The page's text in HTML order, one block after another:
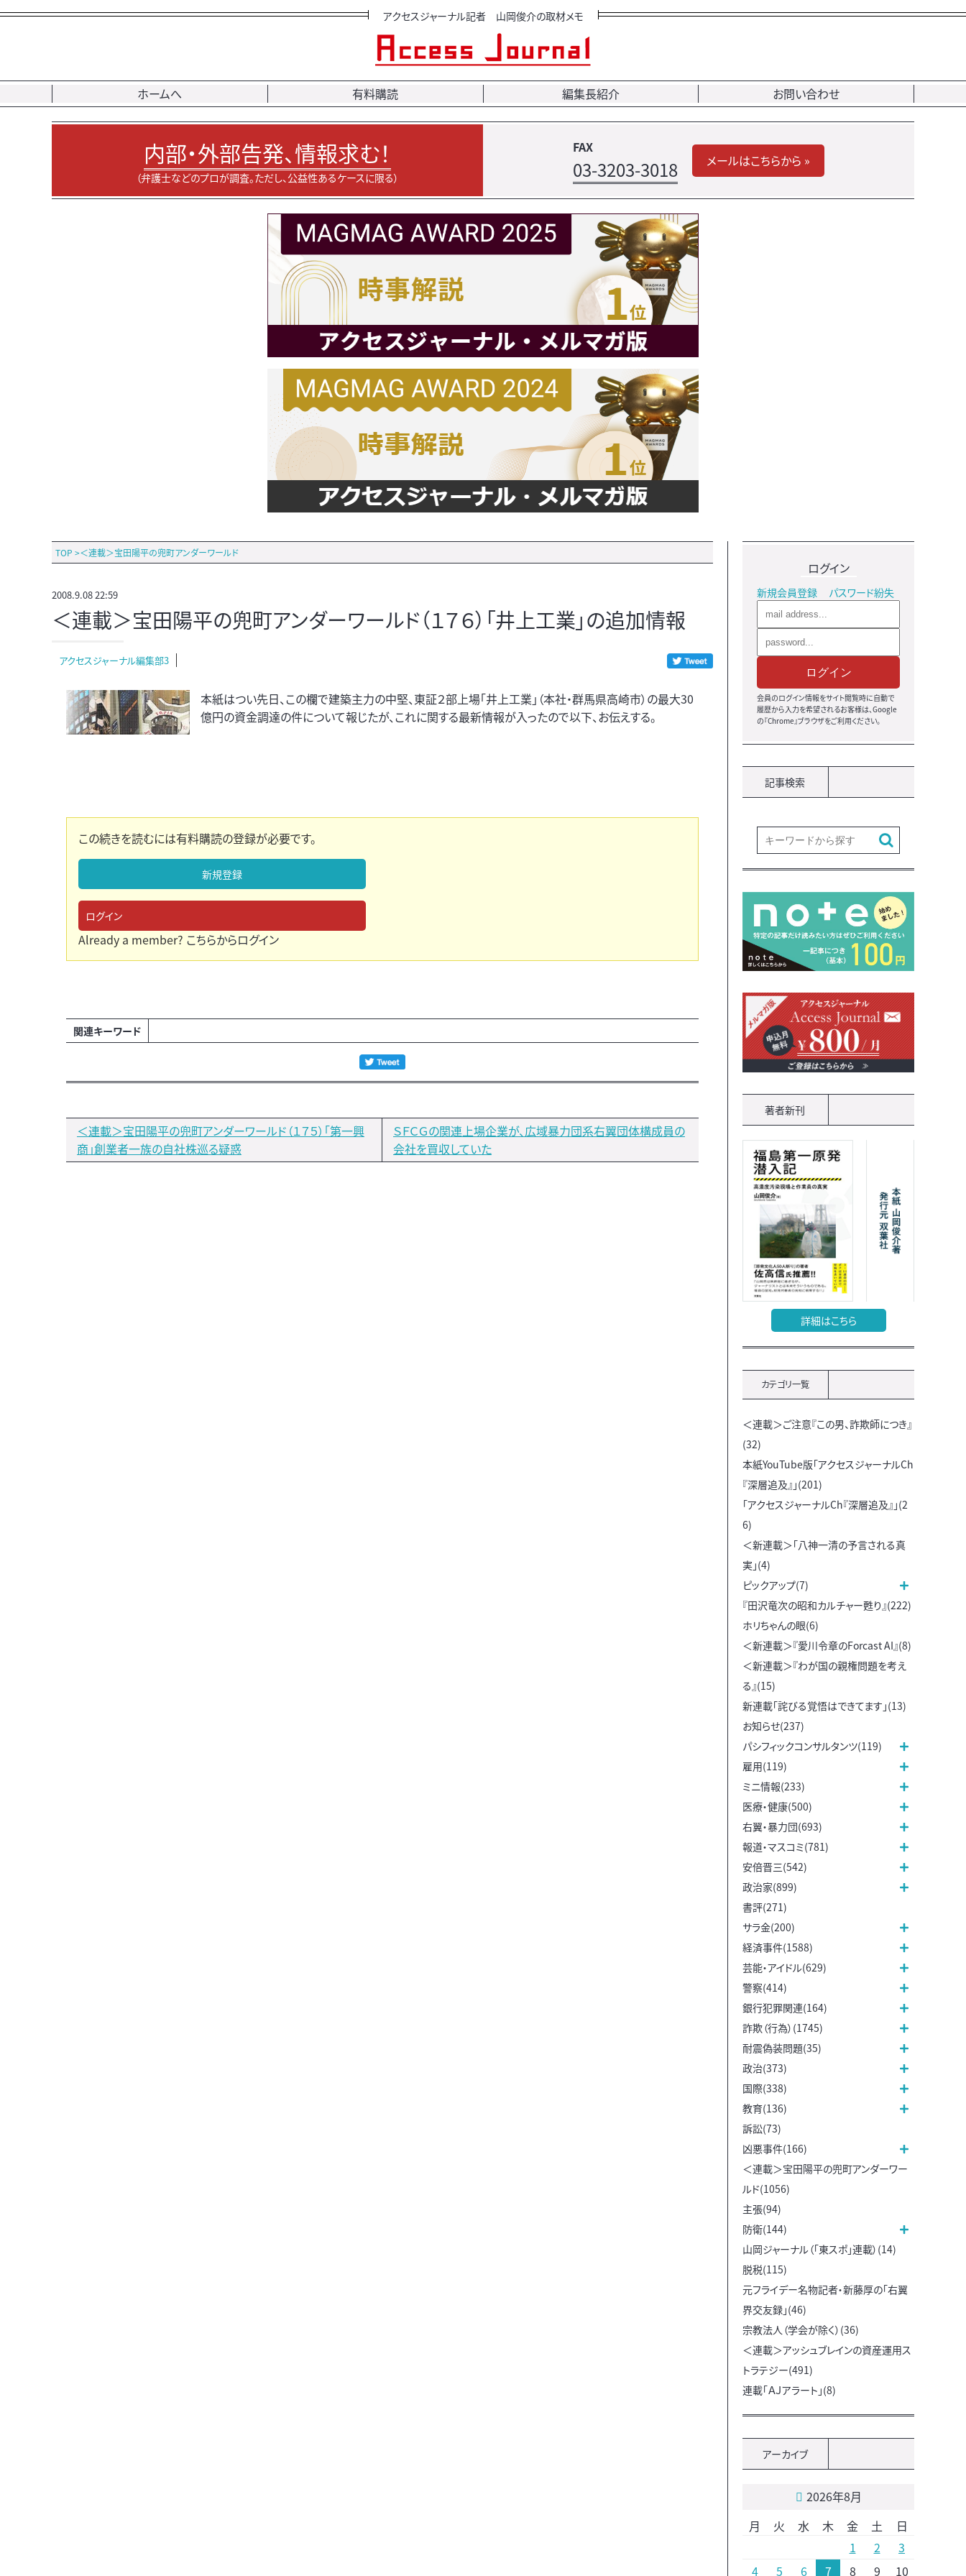
アクセスジャーナル記者 山岡俊介の取材メモ
ホームへ 有料購読 編集長紹介 お問い合わせ
内部・外部告発、情報求む！
（弁護士などのプロが調査。ただし、公益性あるケースに限る）
FAX
03-3203-3018 メールはこちらから »
TOP >＜連載＞宝田陽平の兜町アンダーワールド
2008.9.08 22:59
＜連載＞宝田陽平の兜町アンダーワールド（１７６）「井上工業」の追加情報
アクセスジャーナル編集部3
本紙はつい先日、この欄で建築主力の中堅、東証２部上場「井上工業」（本社・群馬県高崎市）の最大30
億円の資金調達の件について報じたが、これに関する最新情報が入ったので以下、お伝えする。
この続きを読むには有料購読の登録が必要です。
新規登録
ログイン
Already a member? こちらからログイン
関連キーワード
＜連載＞宝田陽平の兜町アンダーワールド（１７５）「第一興
商」創業者一族の自社株巡る疑惑
ＳＦＣＧの関連上場企業が、広域暴力団系右翼団体構成員の
会社を買収していた
ログイン
新規会員登録 パスワード紛失
ログイン
会員のログイン情報をサイト閲覧時に自動で
履歴から入力を希望されるお客様は、Google
の『Chrome』ブラウザをご利用ください。
記事検索
著者新刊
詳細はこちら
カテゴリ一覧
＜連載＞ご注意『この男、詐欺師につき』
(32)
本紙YouTube版「アクセスジャーナルCh
『深層追及』」(201)
「アクセスジャーナルCh『深層追及』」(2
6)
＜新連載＞「八神一清の予言される真
実」(4)
ピックアップ(7)
『田沢竜次の昭和カルチャー甦り』(222)
ホリちゃんの眼(6)
＜新連載＞『愛川令章のForcast AI』(8)
＜新連載＞『わが国の親権問題を考え
る』(15)
新連載「詫びる覚悟はできてます」(13)
お知らせ(237)
パシフィックコンサルタンツ(119)
雇用(119)
ミニ情報(233)
医療・健康(500)
右翼・暴力団(693)
報道・マスコミ(781)
安倍晋三(542)
政治家(899)
書評(271)
サラ金(200)
経済事件(1588)
芸能・アイドル(629)
警察(414)
銀行犯罪関連(164)
詐欺（行為）(1745)
耐震偽装問題(35)
政治(373)
国際(338)
教育(136)
訴訟(73)
凶悪事件(166)
＜連載＞宝田陽平の兜町アンダーワー
ルド(1056)
主張(94)
防衛(144)
山岡ジャーナル（「東スポ」連載）(14)
脱税(115)
元フライデー名物記者・新藤厚の「右翼
界交友録」(46)
宗教法人（学会が除く）(36)
＜連載＞アッシュブレインの資産運用ス
トラテジー(491)
連載「ＡＪアラート」(8)
アーカイブ
2026年8月
月
火 水 木 金 土
日
1
2
3
4
5 6 7 8 9 10